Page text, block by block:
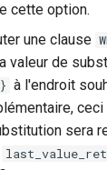
cette option.
une clause
valeur de
à l'endroit
sera